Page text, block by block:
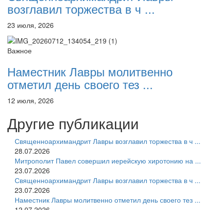
возглавил торжества в ч ...
23 июля, 2026
Важное
Наместник Лавры молитвенно
отметил день своего тез ...
12 июля, 2026
Другие публикации
Священноархимандрит Лавры возглавил торжества в ч ...
28.07.2026
Митрополит Павел совершил иерейскую хиротонию на ...
23.07.2026
Священноархимандрит Лавры возглавил торжества в ч ...
23.07.2026
Наместник Лавры молитвенно отметил день своего тез ...